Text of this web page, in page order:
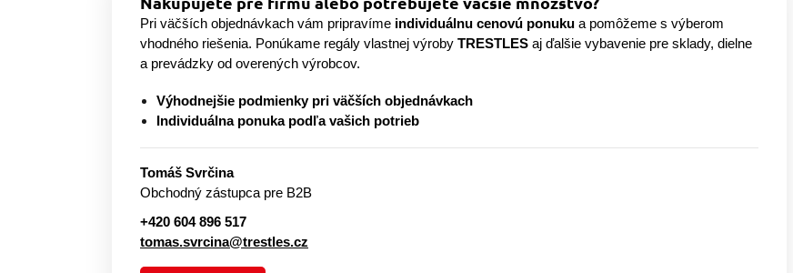
Pri väčších objednávkach vám pripravíme individuálnu cenovú ponuku a pomôžeme s výberom
vhodného riešenia. Ponúkame regály vlastnej výroby TRESTLES aj ďalšie vybavenie pre sklady, dielne
a prevádzky od overených výrobcov.
Výhodnejšie podmienky pri väčších objednávkach
Individuálna ponuka podľa vašich potrieb
Tomáš Svrčina
Obchodný zástupca pre B2B
+420 604 896 517
tomas.svrcina@trestles.cz